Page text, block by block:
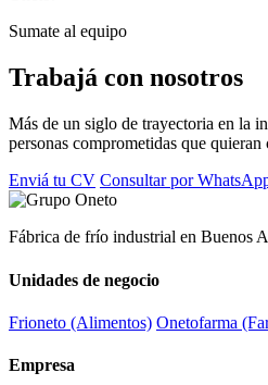
Sumate al equipo
Trabajá con nosotros
Más de un siglo de trayectoria en la
personas comprometidas que quieran
Enviá tu CV Consultar por
Fábrica de frío industrial en Buenos
Unidades de negocio
Frioneto (Alimentos) Onetofarma
Empresa